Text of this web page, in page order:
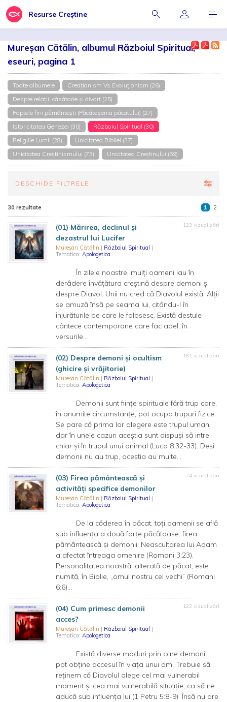
Resurse Creștine
Mureșan Cătălin, albumul Războiul Spiritual,
eseuri, pagina 1
Toate albumele
Creaționism Vs Evoluționism (26)
Despre relații, căsătorie și divorț (25)
Faptele firii pământești (Păcătoșenia păcatului) (27)
Istoricitatea Genezei (30)
Războiul Spiritual (30)
Religiile Lumii (28)
Unicitatea Bibliei (37)
Unicitatea Creștinismului (73)
Unicitatea Creștinului (59)
DESCHIDE FILTRELE
30 rezultate 1 2
(01) Mărirea, declinul și
dezastrul lui Lucifer
Mureșan Cătălin | Războiul Spiritual |
Tematica: Apologetica
123 vizualizări
În zilele noastre, mulți oameni iau în
derâdere învățătura creștină despre demoni și
despre Diavol. Unii nu cred că Diavolul există. Alții
se amuză însă pe seama lui, citându-l în
înjurăturile pe care le folosesc. Există destule
cântece contemporane care fac apel, în
versurile...
(02) Despre demoni și ocultism
(ghicire și vrăjitorie)
Mureșan Cătălin | Războiul Spiritual |
Tematica: Apologetica
181 vizualizări
Demonii sunt ființe spirituale fără trup care,
în anumite circumstanțe, pot ocupa trupuri fizice.
Se pare că prima lor alegere este trupul uman,
dar în unele cazuri aceștia sunt dispuși să intre
chiar și în trupul unui animal (Luca 8:32-33). Deși
demonii nu au trup, aceștia au multe...
(03) Firea pământească și
activități specifice demonilor
Mureșan Cătălin | Războiul Spiritual |
Tematica: Apologetica
74 vizualizări
De la căderea în păcat, toți oamenii se află
sub influența a două forțe păcătoase: firea
pământească și demonii. Neascultarea lui Adam
a afectat întreaga omenire (Romani 3:23).
Personalitatea noastră, alterată de păcat, este
numită, în Biblie, „omul nostru cel vechi” (Romani
6:6)...
(04) Cum primesc demonii
acces?
Mureșan Cătălin | Războiul Spiritual |
Tematica: Apologetica
122 vizualizări
Există diverse moduri prin care demonii
pot obține accesul în viața unui om. Trebuie să
reținem că Diavolul alege cel mai vulnerabil
moment și cea mai vulnerabilă situație, ca să ne
aducă sub influența lui (1 Petru 5:8-9). Însă nu are